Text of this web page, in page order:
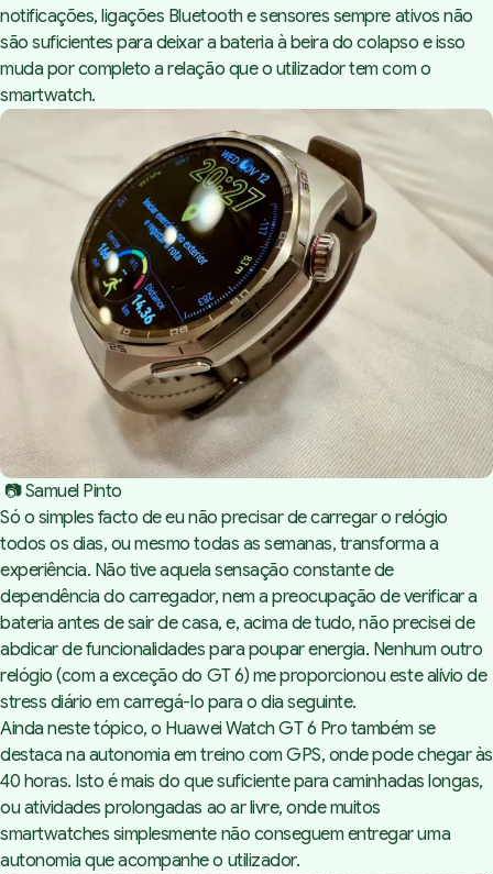
notificações, ligações Bluetooth e sensores sempre ativos não
são suficientes para deixar a bateria à beira do colapso e isso
muda por completo a relação que o utilizador tem com o
smartwatch.
📷 Samuel Pinto
Só o simples facto de eu não precisar de carregar o relógio
todos os dias, ou mesmo todas as semanas, transforma a
experiência. Não tive aquela sensação constante de
dependência do carregador, nem a preocupação de verificar a
bateria antes de sair de casa, e, acima de tudo, não precisei de
abdicar de funcionalidades para poupar energia. Nenhum outro
relógio (com a exceção do GT 6) me proporcionou este alívio de
stress diário em carregá-lo para o dia seguinte.
Ainda neste tópico, o Huawei Watch GT 6 Pro também se
destaca na autonomia em treino com GPS, onde pode chegar às
40 horas. Isto é mais do que suficiente para caminhadas longas,
ou atividades prolongadas ao ar livre, onde muitos
smartwatches simplesmente não conseguem entregar uma
autonomia que acompanhe o utilizador.